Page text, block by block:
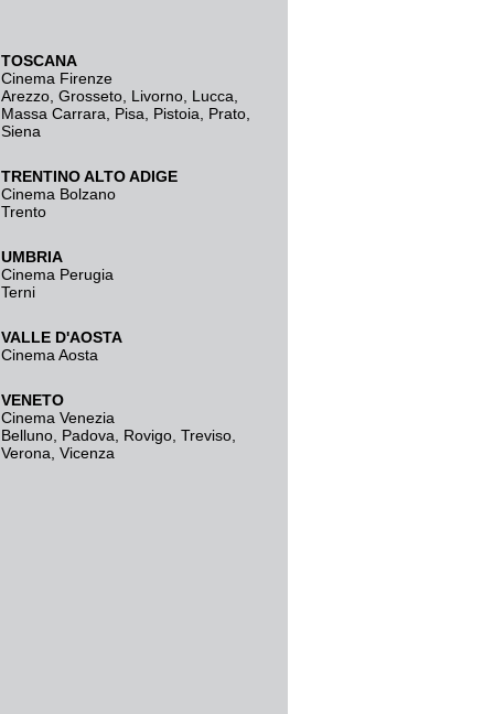
TOSCANA
Cinema Firenze
Arezzo Grosseto Livorno Lucca
Massa Carrara
Pisa Pistoia Prato
Siena
TRENTINO ALTO ADIGE
Cinema Bolzano
Trento
UMBRIA
Cinema Perugia
Terni
VALLE D'AOSTA
Cinema Aosta
VENETO
Cinema Venezia
Belluno Padova Rovigo Treviso
Verona Vicenza